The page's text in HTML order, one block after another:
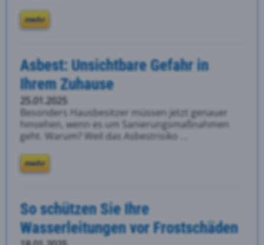
mehr
Asbest: Unsichtbare Gefahr in
Ihrem Zuhause
25.01.2025
Besonders Hausbesitzer müssen jetzt genauer
hinsehen, wenn es um Sanierungsmaßnahmen
geht. Warum? Weil das Asbestrisiko ...
mehr
So schützen Sie Ihre
Wasserleitungen vor Frostschäden